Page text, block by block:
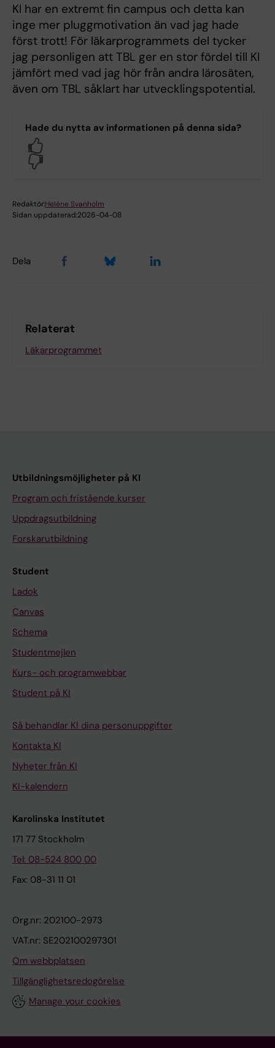
KI har en extremt fin campus och detta kan
inge mer pluggmotivation än vad jag hade
först trott! För läkarprogrammets del tycker
jag personligen att TBL ger en stor fördel till KI
jämfört med vad jag hör från andra lärosäten,
även om TBL såklart har utvecklingspotential.
Hade du nytta av informationen på denna sida?
Redaktör:Heléne Svanholm
Sidan uppdaterad:2026-04-08
Dela
Relaterat
Läkarprogrammet
Utbildningsmöjligheter på KI
Program och fristående kurser
Uppdragsutbildning
Forskarutbildning
Student
Ladok
Canvas
Schema
Studentmejlen
Kurs- och programwebbar
Student på KI
Så behandlar KI dina personuppgifter
Kontakta KI
Nyheter från KI
KI-kalendern
Karolinska Institutet
171 77 Stockholm
Tel: 08-524 800 00
Fax: 08-31 11 01
Org.nr: 202100-2973
VAT.nr: SE202100297301
Om webbplatsen
Tillgänglighetsredogörelse
Manage your cookies